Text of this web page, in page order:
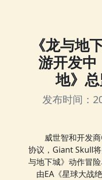
《龙与地
游开发中
地》
发布时间：
威世智和开发
协议，Giant Skull
与地下城》动作冒
由EA《星球大战